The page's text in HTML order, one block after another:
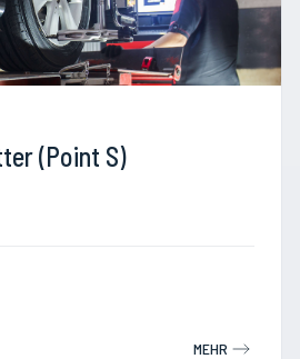
(Point S)
MEHR